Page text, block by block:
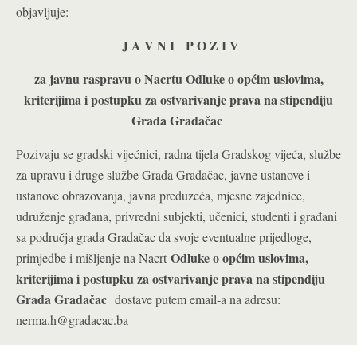
objavljuje:
J A V N I P O Z I V
za javnu raspravu o Nacrtu Odluke o općim uslovima,
kriterijima i postupku za ostvarivanje prava na stipendiju
Grada Gradačac
Pozivaju se gradski vijećnici, radna tijela Gradskog vijeća, službe
za upravu i druge službe Grada Gradačac, javne ustanove i
ustanove obrazovanja, javna preduzeća, mjesne zajednice,
udruženje građana, privredni subjekti, učenici, studenti i građani
sa područja grada Gradačac da svoje eventualne prijedloge,
primjedbe i mišljenje na Nacrt Odluke o općim uslovima,
kriterijima i postupku za ostvarivanje prava na stipendiju
Grada Gradačac dostave putem email-a na adresu:
nerma.h@gradacac.ba